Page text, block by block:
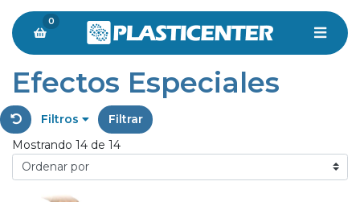
0
Efectos Especiales
Filtros
Filtrar
Mostrando 14 de 14